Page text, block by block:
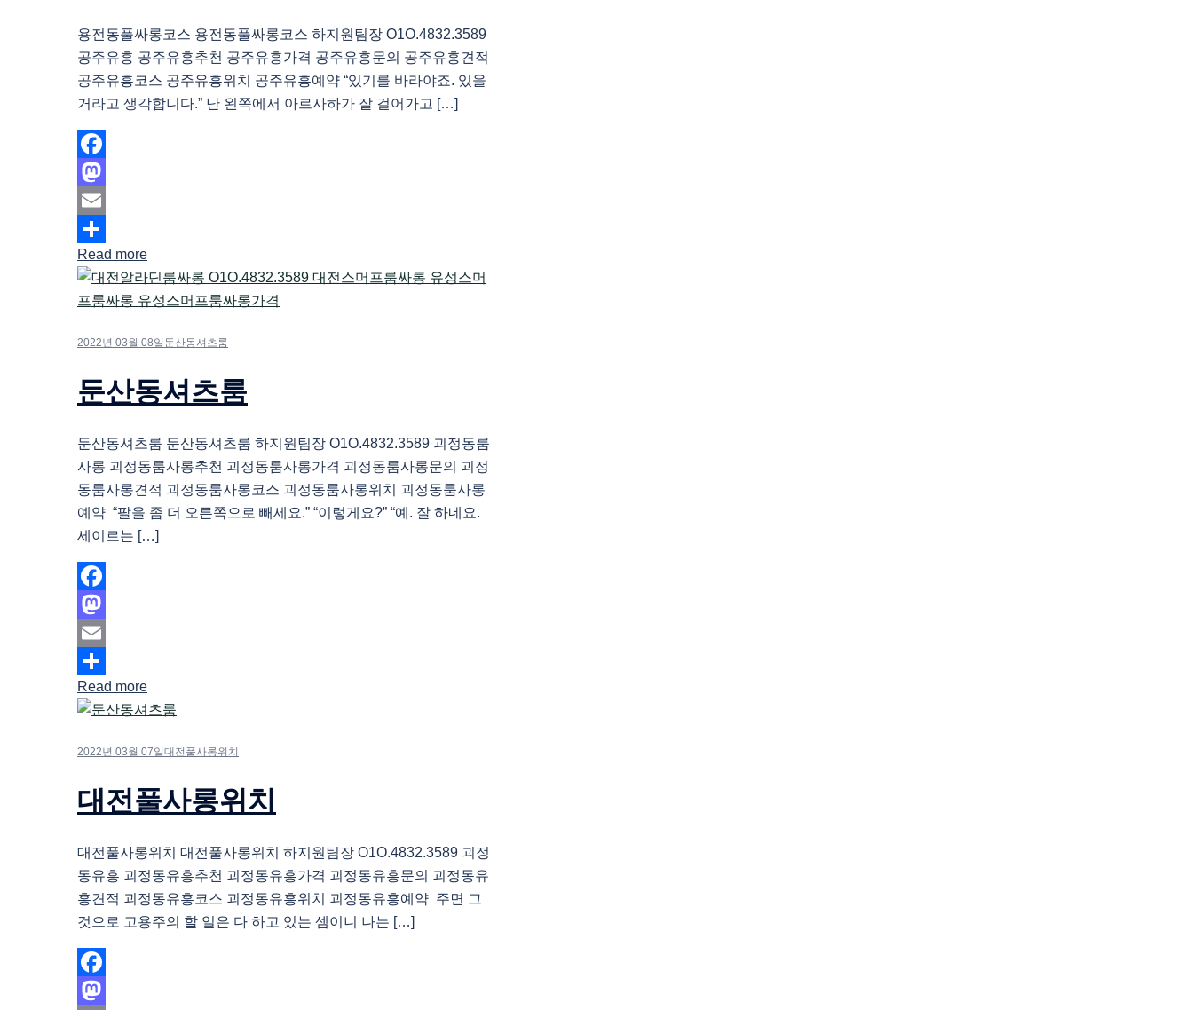
용전동풀싸롱코스 용전동풀싸롱코스 하지원팀장 O1O.4832.3589
공주유흥 공주유흥추천 공주유흥가격 공주유흥문의 공주유흥견적
공주유흥코스 공주유흥위치 공주유흥예약 “있기를 바라야죠. 있을
거라고 생각합니다.” 난 왼쪽에서 아르사하가 잘 걸어가고 […]
Facebook
Mastodon
Email
Share
Read more
2022년 03월 08일 둔산동셔츠룸
둔산동셔츠룸
둔산동셔츠룸 둔산동셔츠룸 하지원팀장 O1O.4832.3589 괴정동룸
사롱 괴정동룸사롱추천 괴정동룸사롱가격 괴정동룸사롱문의 괴정
동룸사롱견적 괴정동룸사롱코스 괴정동룸사롱위치 괴정동룸사롱
예약 “팔을 좀 더 오른쪽으로 빼세요.” “이렇게요?” “예. 잘 하네요.
세이르는 […]
Facebook
Mastodon
Email
Share
Read more
2022년 03월 07일 대전풀사롱위치
대전풀사롱위치
대전풀사롱위치 대전풀사롱위치 하지원팀장 O1O.4832.3589 괴정
동유흥 괴정동유흥추천 괴정동유흥가격 괴정동유흥문의 괴정동유
흥견적 괴정동유흥코스 괴정동유흥위치 괴정동유흥예약 주면 그
것으로 고용주의 할 일은 다 하고 있는 셈이니 나는 […]
Facebook